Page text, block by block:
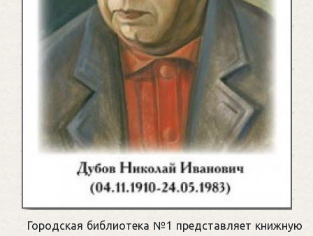
Городская библиотека №1 представляет книжную